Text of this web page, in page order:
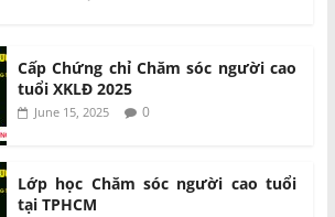
Cấp Chứng chỉ Chăm sóc người cao
tuổi XKLĐ 2025
June 15, 2025 0
Lớp học Chăm sóc người cao tuổi
tại TPHCM